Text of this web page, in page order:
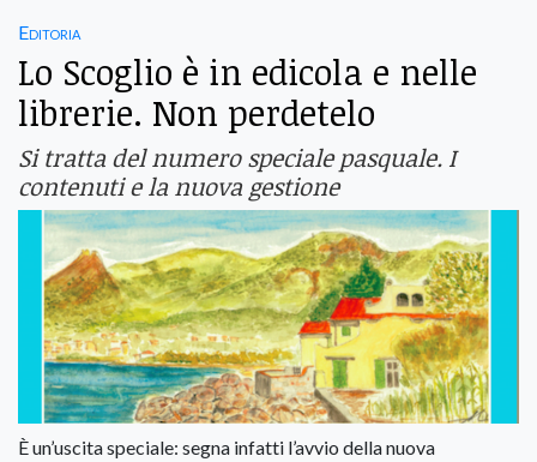
Editoria
Lo Scoglio è in edicola e nelle
librerie. Non perdetelo
Si tratta del numero speciale pasquale. I
contenuti e la nuova gestione
È un’uscita speciale: segna infatti l’avvio della nuova